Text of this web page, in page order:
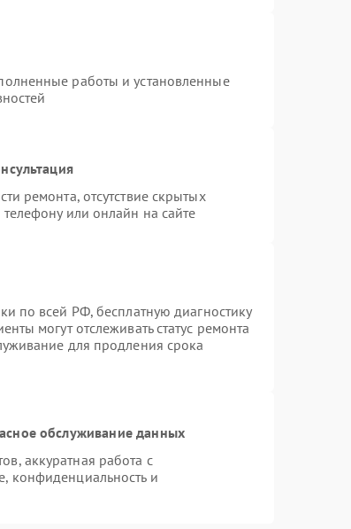
работы и установленные
ремонта, отсутствие скрытых
или онлайн на сайте
по всей РФ, бесплатную диагностику
могут отслеживать статус ремонта
для продления срока
обслуживание данных
аккуратная работа с
конфиденциальность и